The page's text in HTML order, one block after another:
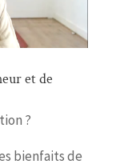
et de
?
bienfaits de